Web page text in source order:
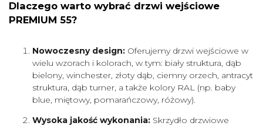
Dlaczego warto wybrać drzwi wejściowe
PREMIUM 55?
Nowoczesny design: Oferujemy drzwi wejściowe w
wielu wzorach i kolorach, w tym: biały struktura, dąb
bielony, winchester, złoty dąb, ciemny orzech, antracyt
struktura, dąb turner, a także kolory RAL (np. baby
blue, miętowy, pomarańczowy, różowy).
Wysoka jakość wykonania: Skrzydło drzwiowe